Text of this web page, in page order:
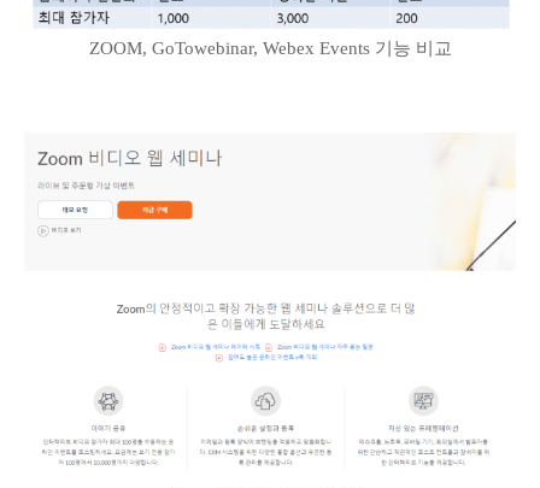
ZOOM, GoTowebinar, Webex Events 기능 비교